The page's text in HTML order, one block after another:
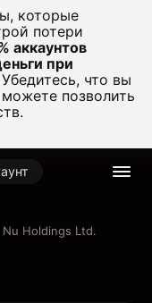
которые
потери
аккаунтов
при
Убедитесь, что вы
позволить
Nu Holdings Ltd.